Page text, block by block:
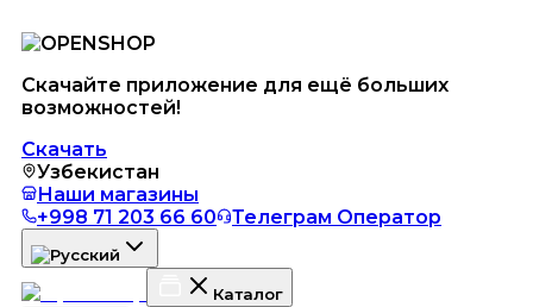
Скачайте приложение для ещё больших
возможностей!
Скачать
Узбекистан
Наши магазины
+998 71 203 66 60
Телеграм Оператор
Каталог